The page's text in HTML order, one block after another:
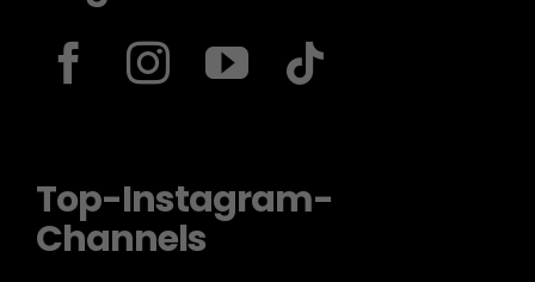
Top-Instagram-
Channels